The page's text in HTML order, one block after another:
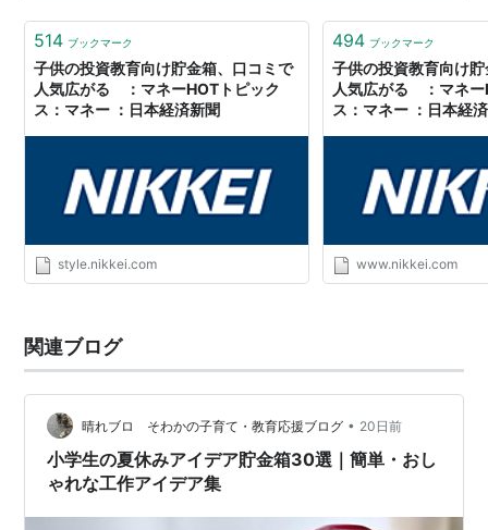
514 ブックマーク
子供の投資教育向け貯金箱、口コミで
人気広がる ：マネーHOTトピック
ス：マネー ：日本経済新聞
style.nikkei.com
494 ブックマーク
子供の投資教育向け
人気広がる ：マネー
ス：マネー ：日本経
www.nikkei.com
関連ブログ
晴れブロ そわかの子育て・教育応援ブログ • 20日前
小学生の夏休みアイデア貯金箱30選｜簡単・おし
ゃれな工作アイデア集